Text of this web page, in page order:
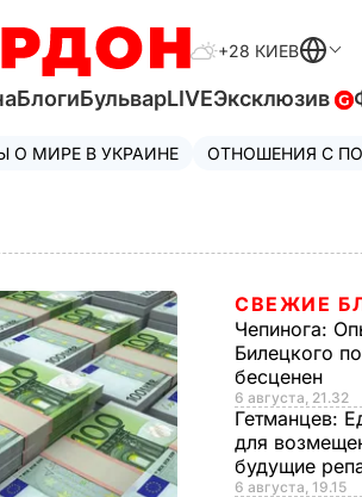
+28 КИЕВ
БлогиБульварLIVEЭксклюзив
О МИРЕ В УКРАИНЕ ОТНОШЕНИЯ С
СВЕЖИЕ
Чепинога:
Билецкого
бесценен
6 августа, 21.32
Гетманцев:
для
будущие
6 августа, 19.15